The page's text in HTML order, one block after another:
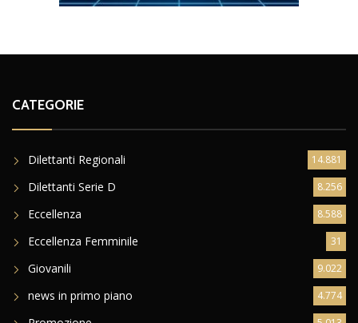
CATEGORIE
Dilettanti Regionali 14.881
Dilettanti Serie D 8.256
Eccellenza 8.588
Eccellenza Femminile 31
Giovanili 9.022
news in primo piano 4.774